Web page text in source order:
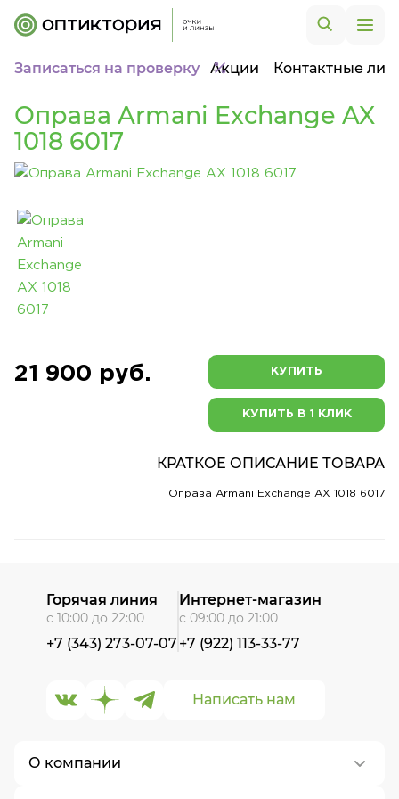
Записаться на проверку Акции Контактные
Оправа Armani Exchange AX
1018 6017
21 900 руб. КУПИТЬ
КУПИТЬ В 1 КЛИК
КРАТКОЕ ОПИСАНИЕ ТОВАРА
Оправа Armani Exchange AX 1018 6017
О компании
Написать нам
Горячая линия
с 10:00 до 22:00
+7 (343) 273-07-07
Интернет-магазин
с 09:00 до 21:00
+7 (922) 113-33-77